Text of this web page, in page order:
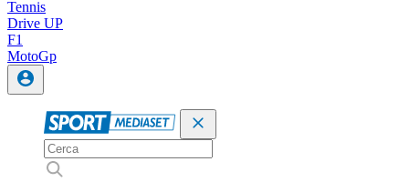
Tennis
Drive UP
F1
MotoGp